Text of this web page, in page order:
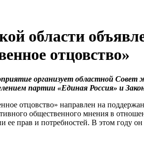
области
отцовство»
организует областной
партии «Единая Россия» и
отцовство» направлен на
общественного мнения в
ее прав и потребностей. В этом году